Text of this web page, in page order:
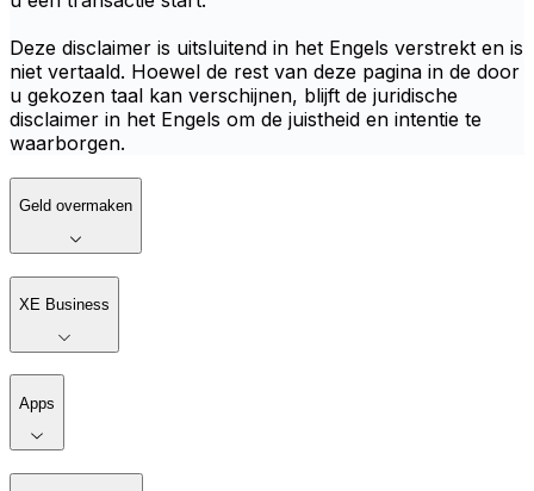
Deze disclaimer is uitsluitend in het Engels verstrekt en is
niet vertaald. Hoewel de rest van deze pagina in de door
u gekozen taal kan verschijnen, blijft de juridische
disclaimer in het Engels om de juistheid en intentie te
waarborgen.
Geld overmaken
XE Business
Apps